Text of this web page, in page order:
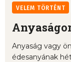
VELEM TÖRTÉNT
Anyaság vagy
édesanyának